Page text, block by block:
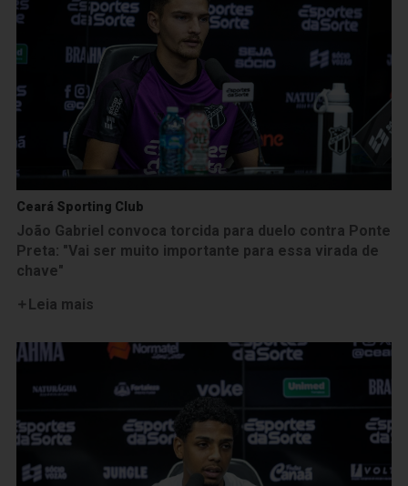
Ceará Sporting Club
João Gabriel convoca torcida para duelo contra Ponte
Preta: "Vai ser muito importante para essa virada de
chave"
Leia mais